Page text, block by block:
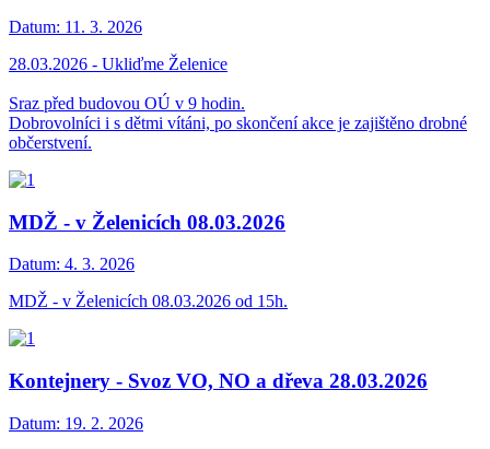
Datum: 11. 3. 2026
28.03.2026 - Ukliďme Želenice
Sraz před budovou OÚ v 9 hodin.
Dobrovolníci i s dětmi vítáni, po skončení akce je zajištěno drobné
občerstvení.
MDŽ - v Želenicích 08.03.2026
Datum: 4. 3. 2026
MDŽ - v Želenicích 08.03.2026 od 15h.
Kontejnery - Svoz VO, NO a dřeva 28.03.2026
Datum: 19. 2. 2026